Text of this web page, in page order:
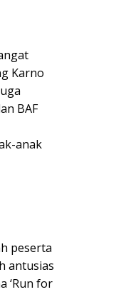
Karno
BAF
anak
peserta
antusias
‘Run for